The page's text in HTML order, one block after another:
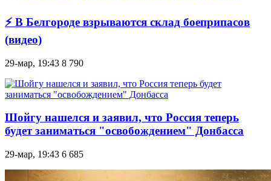
⚡ В Белгороде взрываются склад боеприпасов
(видео)
29-мар, 19:43 8 790
Шойгу нашелся и заявил, что Россия теперь
будет заниматься "освобождением" Донбасса
29-мар, 19:43 6 685